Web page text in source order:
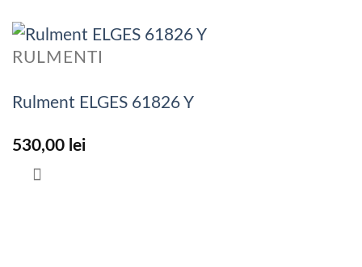
RULMENTI
Rulment ELGES 61826 Y
530,00 lei